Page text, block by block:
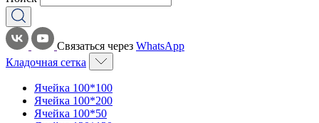
Связаться через WhatsApp
Кладочная сетка
Ячейка 100*100
Ячейка 100*200
Ячейка 100*50